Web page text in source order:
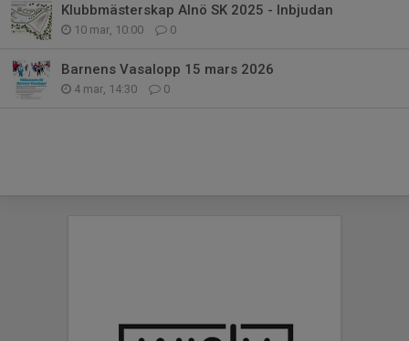
Klubbmästerskap Alnö SK 2025 - Inbjudan
10 mar, 10:00 0
Barnens Vasalopp 15 mars 2026
4 mar, 14:30 0